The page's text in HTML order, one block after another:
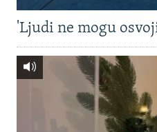
'Ljudi ne mogu